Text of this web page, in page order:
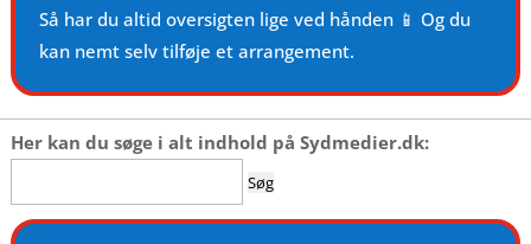
Så har du altid oversigten lige ved hånden 📱 Og du
kan nemt selv tilføje et arrangement.
Her kan du søge i alt indhold på Sydmedier.dk:
efter: